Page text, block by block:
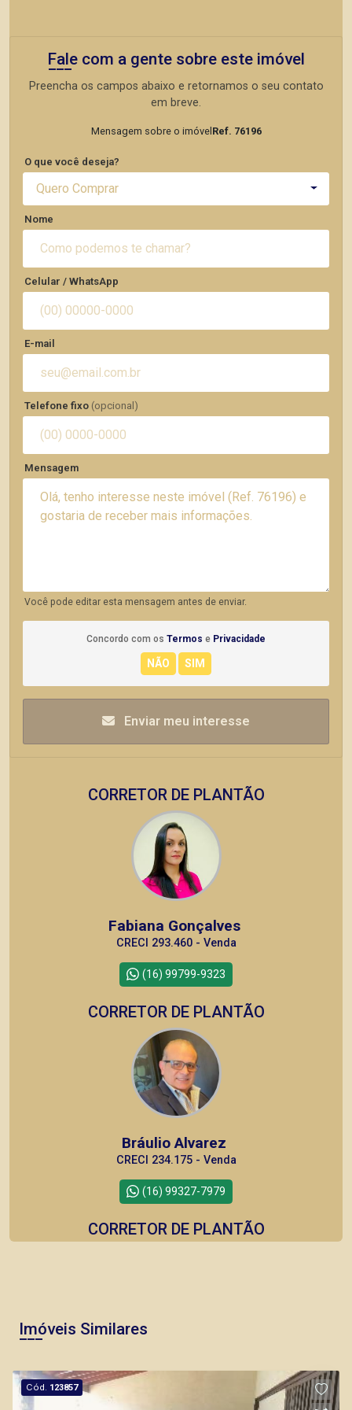
Fale com a gente sobre este imóvel
Preencha os campos abaixo e retornamos o seu contato
em breve.
Mensagem sobre o imóvelRef. 76196
O que você deseja?
Quero Comprar
Nome
Celular / WhatsApp
E-mail
Telefone fixo (opcional)
Mensagem
Você pode editar esta mensagem antes de enviar.
Concordo com os Termos e Privacidade
Enviar meu interesse
CORRETOR DE PLANTÃO
Fabiana Gonçalves
CRECI 293.460 - Venda
(16) 99799-9323
CORRETOR DE PLANTÃO
Bráulio Alvarez
CRECI 234.175 - Venda
(16) 99327-7979
CORRETOR DE PLANTÃO
CRECI 270092 - Venda
Imóveis Similares
Cód. 123857